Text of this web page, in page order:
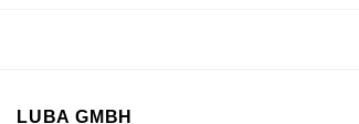
LUBA GMBH